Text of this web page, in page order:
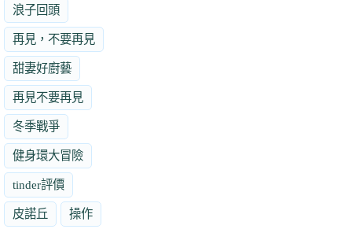
浪子回頭
再見，不要再見
甜妻好廚藝
再見不要再見
冬季戰爭
健身環大冒險
tinder評價
皮諾丘 操作